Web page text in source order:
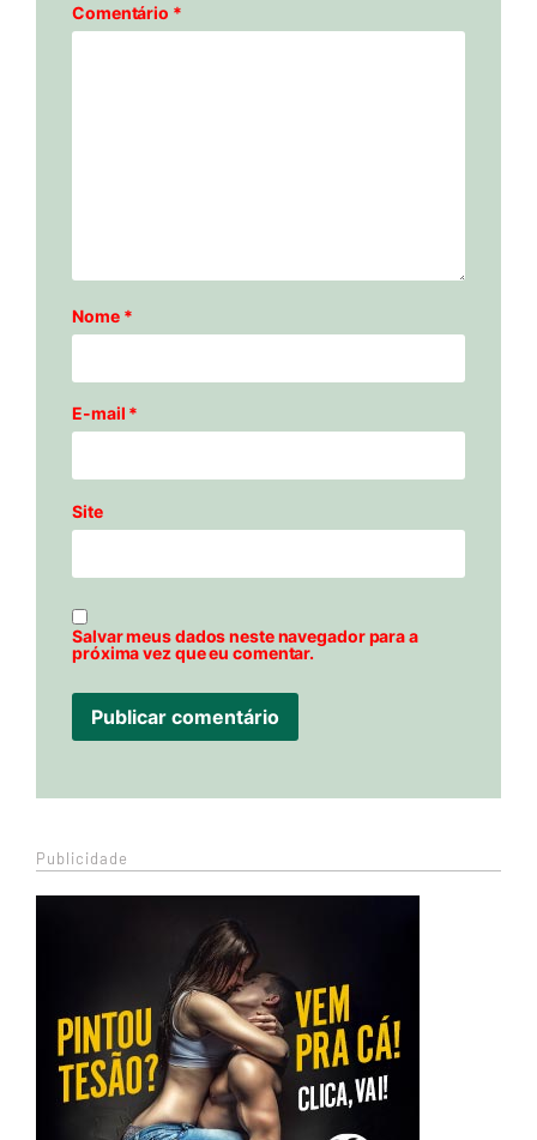
Comentário *
Nome *
E-mail *
Site
Salvar meus dados neste navegador para a
próxima vez que eu comentar.
Publicidade